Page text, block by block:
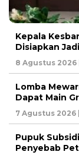
Kepala
Disiapkan
8 Agustus 2026
Lomba
Dapat Main
7 Agustus 2026
Pupuk
Penyebab